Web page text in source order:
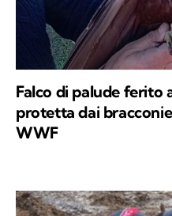
Falco di palude ferito
protetta dai
WWF